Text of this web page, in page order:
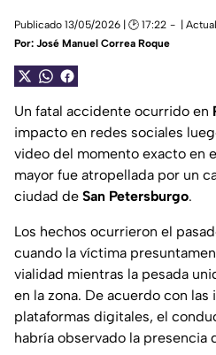
Publicado 13/05/2026 | 🕑 17:22
|
Por: José Manuel Correa Roque
Un fatal accidente ocurrido en
impacto en redes sociales
video del momento exacto en
mayor fue atropellada por un
ciudad de San Petersburgo.
Los hechos ocurrieron el
cuando la víctima
vialidad mientras la pesada
en la zona. De acuerdo con
plataformas digitales, el
habría observado la presencia